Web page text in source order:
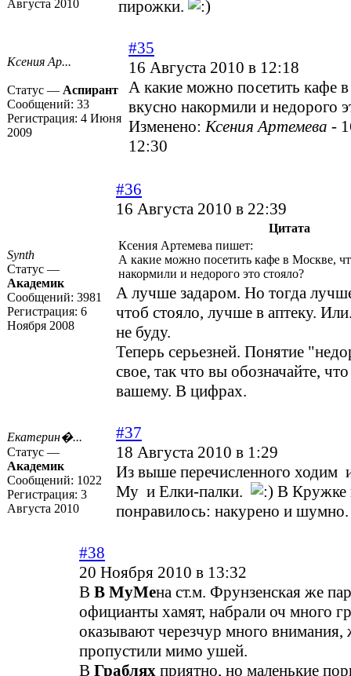
Августа 2010 пирожки.
Ксения Ар...
Статус — Аспирант
Сообщений: 33
Регистрация: 4 Июня
2009
#35
16 Августа 2010 в 12:18
А какие можно посетить кафе
вкусно накормили и недорого
Изменено:Ксения Артемева -
12:30
Synth
Статус —
Академик
Сообщений: 3981
Регистрация: 6
Ноября 2008
#36
16 Августа 2010 в 22:39
Цитата
Ксения Артемева пишет:
А какие можно посетить кафе в Москве,
накормили и недорого это стояло?
А лучше задаром. Но тогда
чтоб стояло, лучше в аптеку.
не буду.
Теперь серьезней. Понятие
свое, так что вы обозначайте,
вашему. В цифрах.
Екатерин�...
Статус —
Академик
Сообщений: 1022
Регистрация: 3
Августа 2010
#37
18 Августа 2010 в 1:29
Из выше перечисленного ходим
Му и Елки-палки.
В Кружке
понравилось: накурено и шумно.
#38
20 Ноября 2010 в 13:32
В В МуМена ст.м. Фрунзенская же
официанты хамят, набрали оч много
оказывают черезчур много внимания,
пропустили мимо ушей.
В Граблях приятно, но маленькие